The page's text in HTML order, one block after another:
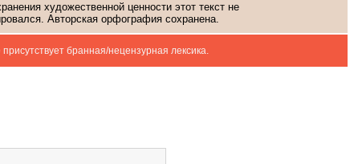
художественной ценности этот текст не
Авторская орфография сохранена.
присутствует бранная/нецензурная лексика.